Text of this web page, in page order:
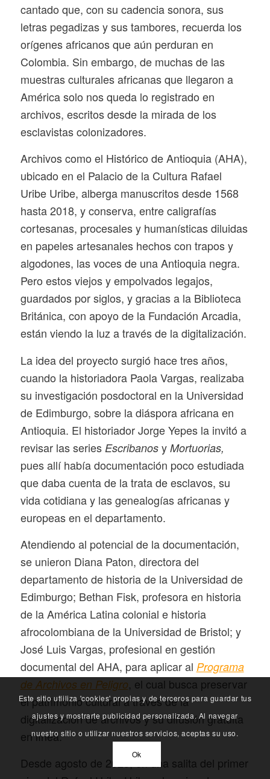
cantado que, con su cadencia sonora, sus
letras pegadizas y sus tambores, recuerda los
orígenes africanos que aún perduran en
Colombia. Sin embargo, de muchas de las
muestras culturales africanas que llegaron a
América solo nos queda lo registrado en
archivos, escritos desde la mirada de los
esclavistas colonizadores.
Archivos como el Histórico de Antioquia (AHA),
ubicado en el Palacio de la Cultura Rafael
Uribe Uribe, alberga manuscritos desde 1568
hasta 2018, y conserva, entre caligrafías
cortesanas, procesales y humanísticas diluidas
en papeles artesanales hechos con trapos y
algodones, las voces de una Antioquia negra.
Pero estos viejos y empolvados legajos,
guardados por siglos, y gracias a la Biblioteca
Británica, con apoyo de la Fundación Arcadia,
están viendo la luz a través de la digitalización.
La idea del proyecto surgió hace tres años,
cuando la historiadora Paola Vargas, realizaba
su investigación posdoctoral en la Universidad
de Edimburgo, sobre la diáspora africana en
Antioquia. El historiador Jorge Yepes la invitó a
revisar las series Escribanosy Mortuorias,
pues allí había documentación poco estudiada
que daba cuenta de la trata de esclavos, su
vida cotidiana y las genealogías africanas y
europeas en el departamento.
Atendiendo al potencial de la documentación,
se unieron Diana Paton, directora del
departamento de historia de la Universidad de
Edimburgo; Bethan Fisk, profesora en historia
de la América Latina colonial e historia
afrocolombiana de la Universidad de Bristol; y
José Luis Vargas, profesional en gestión
documental del AHA, para aplicar al Programa
de Archivos en Peligro, el cual busca preservar
el patrimonio cultural a través de la
digitalización de archivos y su difusión gratuita
en línea.
Desde agosto de 2023, en una salita del primer
Este sitio utliliza 'cookies' propias y de terceros para guardar tus
ajustes y mostrarte publicidad personalizada. Al navegar
nuestro sitio o utilizar nuestros servicios, aceptas su uso.
Ok